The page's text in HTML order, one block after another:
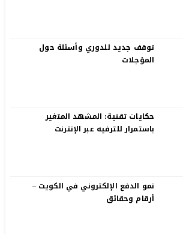
توقف جديد للدوري وأسئلة حول
المؤجلات
حكايات تقنية: المشهد المتغير
باستمرار للترفيه عبر الإنترنت
نمو الدفع الإلكتروني في الكويت –
أرقام وحقائق